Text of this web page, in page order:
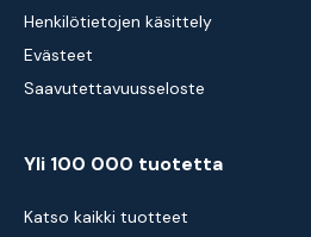
Henkilötietojen käsittely
Evästeet
Saavutettavuusseloste
Yli 100 000 tuotetta
Katso kaikki tuotteet